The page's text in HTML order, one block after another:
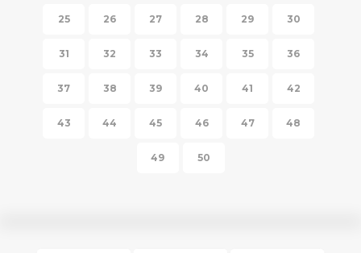
25 26 27 28 29 30
31 32 33 34 35 36
37 38 39 40 41 42
43 44 45 46 47 48
49 50